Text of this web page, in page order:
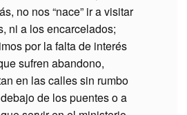
no nos “nace” ir a visitar
ni a los encarcelados;
por la falta de interés
sufren abandono,
en las calles sin rumbo
de los puentes o a